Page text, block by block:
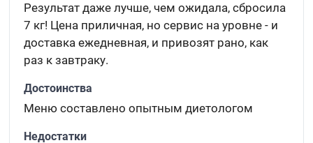
Результат даже лучше, чем ожидала, сбросила
7 кг! Цена приличная, но сервис на уровне - и
доставка ежедневная, и привозят рано, как
раз к завтраку.
Достоинства
Меню составлено опытным диетологом
Недостатки